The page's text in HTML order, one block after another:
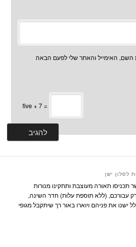
השם, האימייל והאתר שלי לפעם הבאה
five + 7 =
לסלון ישן
תאורה מעוצבת ותתקינו מנורות
רק עבורכם, (ללא תוספת עלות) חדר השינה,
ישנו את פניהם ויוארו באור רך שיתקבל מגופי